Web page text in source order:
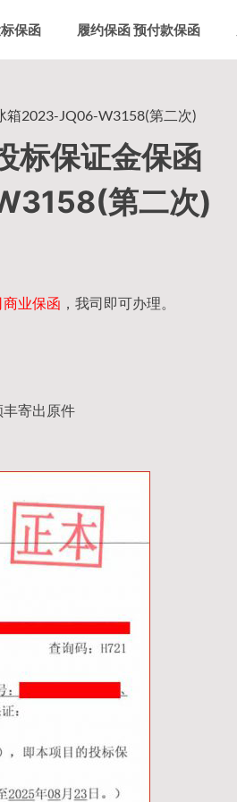
保函 履约保函 预付款保函
箱2023-JQ06-W3158(第二次)
标保证金保函
第二次)
业保函 ，我司即可办理。
寄出原件